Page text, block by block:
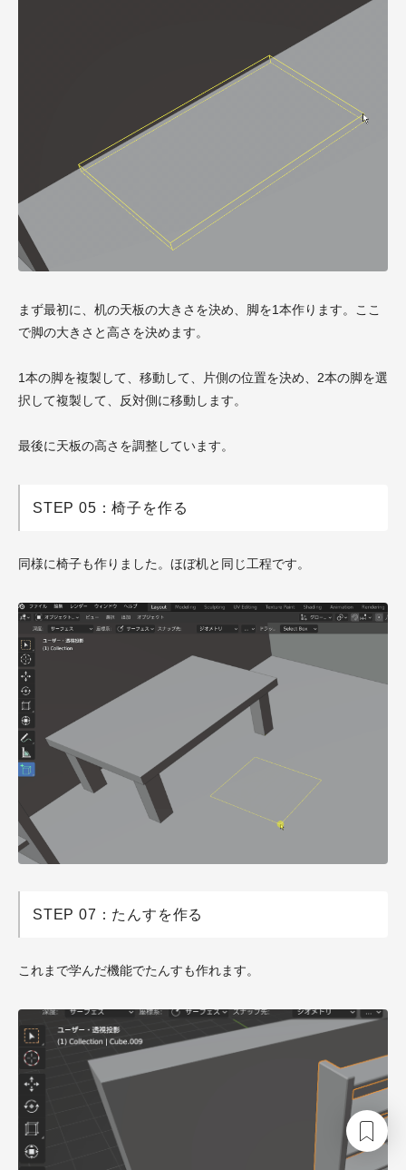
まず最初に、机の天板の大きさを決め、脚を1本作ります。ここ
で脚の大きさと高さを決めます。
1本の脚を複製して、移動して、片側の位置を決め、2本の脚を選
択して複製して、反対側に移動します。
最後に天板の高さを調整しています。
STEP 05：椅子を作る
同様に椅子も作りました。ほぼ机と同じ工程です。
STEP 07：たんすを作る
これまで学んだ機能でたんすも作れます。